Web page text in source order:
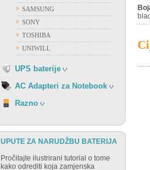
SAMSUNG
SONY
TOSHIBA
UNIWILL
UPS baterije
FIAMM
FIRST POWER
OSTALI PROIZVOĐAČI
VISION
AC Adapteri za Notebook
HP
IBM
LENOVO
NEC
SAMSUNG
SONY
TOSHIBA
Razno
UPUTE ZA NARUDŽBU BATERIJA
Pročitajte ilustrirani tutorial o tome
kako odrediti koja zamjenska